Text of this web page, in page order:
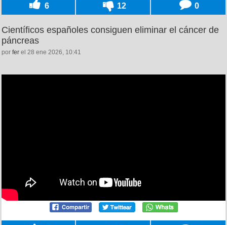
6 12 0
Científicos españoles consiguen eliminar el cáncer de
páncreas
por fer el 28 ene 2026, 10:41